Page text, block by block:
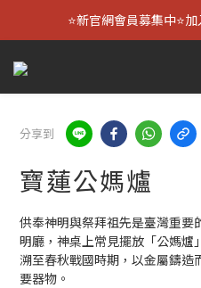
⭐新官網會員募集中⭐
分享到
寶蓮公媽爐
供奉神明與祭拜祖先是臺灣重要
明廳，神桌上常見擺放「公媽爐
溯至春秋戰國時期，以金屬鑄造
要器物。